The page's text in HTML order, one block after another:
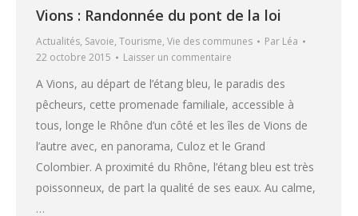
Vions : Randonnée du pont de la loi
Actualités, Savoie, Tourisme, Vie des communes Par Léa
22 octobre 2015
Laisser un commentaire
A Vions, au départ de l’étang bleu, le paradis des
pêcheurs, cette promenade familiale, accessible à
tous, longe le Rhône d’un côté et les îles de Vions de
l’autre avec, en panorama, Culoz et le Grand
Colombier. A proximité du Rhône, l’étang bleu est très
poissonneux, de part la qualité de ses eaux. Au calme,
…